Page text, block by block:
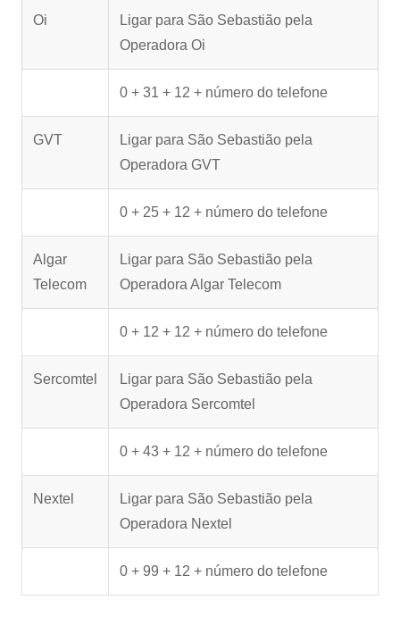
Oi
Ligar para São Sebastião pela
Operadora Oi
0 + 31 + 12 + número do telefone
GVT
Ligar para São Sebastião pela
Operadora GVT
0 + 25 + 12 + número do telefone
Algar
Telecom
Ligar para São Sebastião pela
Operadora Algar Telecom
0 + 12 + 12 + número do telefone
Sercomtel
Ligar para São Sebastião pela
Operadora Sercomtel
0 + 43 + 12 + número do telefone
Nextel
Ligar para São Sebastião pela
Operadora Nextel
0 + 99 + 12 + número do telefone